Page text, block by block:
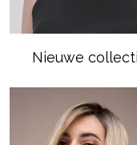
Nieuwe